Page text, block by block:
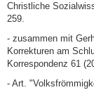
Christliche
259.
- zusammen mit
Korrekturen am
Korrespondenz 61
- Art.